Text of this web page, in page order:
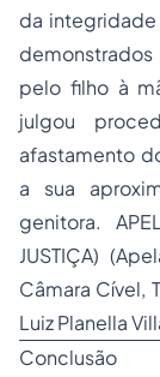
da integridade
pelo filho à
julgou
afastamento
a sua
genitora.
JUSTIÇA)
Câmara Cível,
Luiz Planella
Conclusão